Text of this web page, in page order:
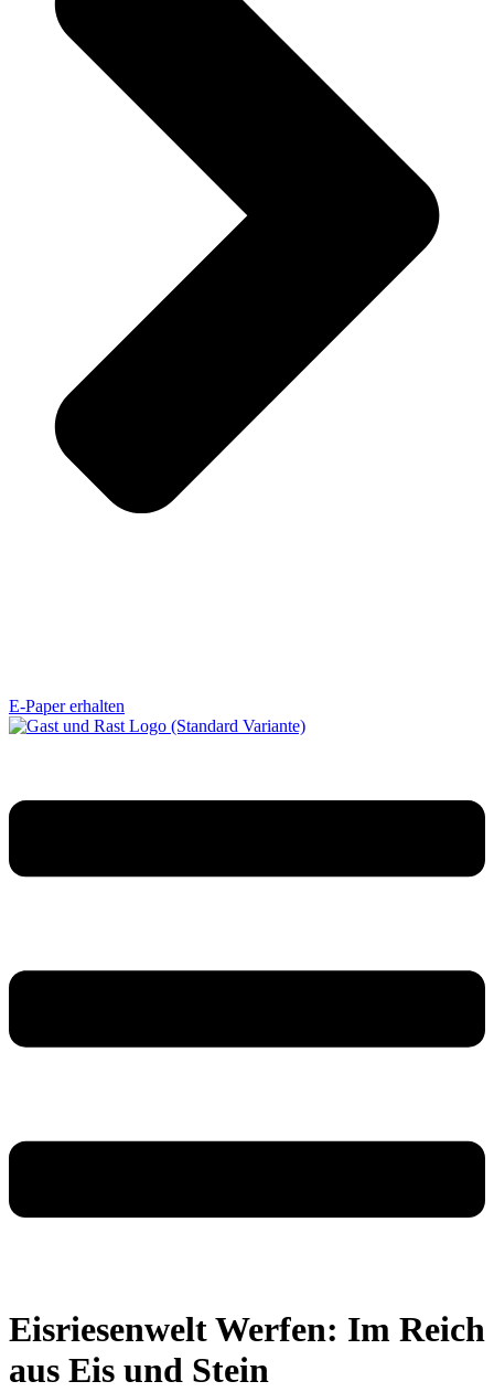
E-Paper erhalten
Eisriesenwelt Werfen: Im Reich
aus Eis und Stein